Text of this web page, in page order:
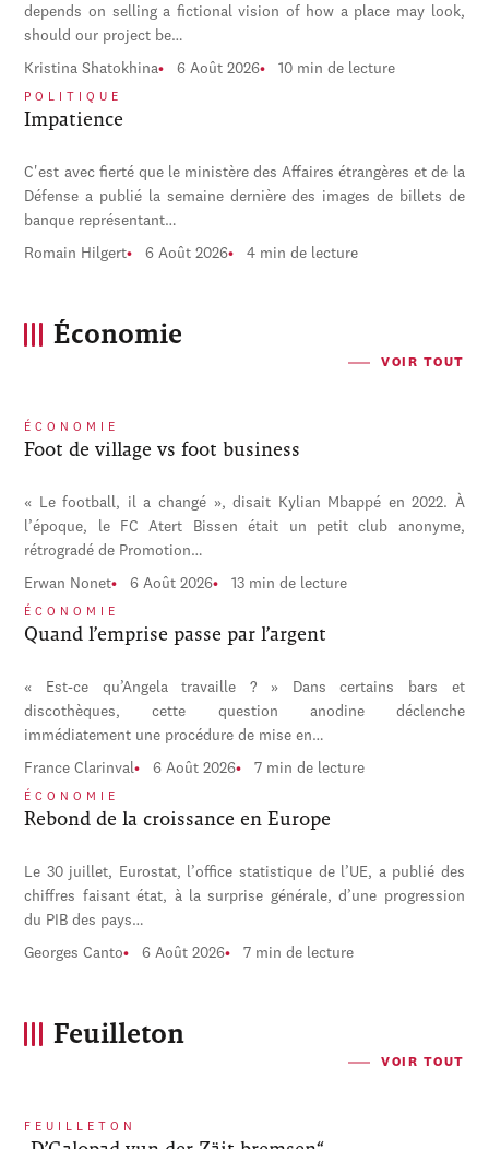
depends on selling a fictional vision of how a place may look,
should our project be…
Kristina Shatokhina 6 Août 2026 10 min de lecture
POLITIQUE
Impatience
C'est avec fierté que le ministère des Affaires étrangères et de la
Défense a publié la semaine dernière des images de billets de
banque représentant…
Romain Hilgert 6 Août 2026 4 min de lecture
Économie
VOIR TOUT
ÉCONOMIE
Foot de village vs foot business
« Le football, il a changé », disait Kylian Mbappé en 2022. À
l’époque, le FC Atert Bissen était un petit club anonyme,
rétrogradé de Promotion…
Erwan Nonet 6 Août 2026 13 min de lecture
ÉCONOMIE
Quand l’emprise passe par l’argent
« Est-ce qu’Angela travaille ? » Dans certains bars et
discothèques, cette question anodine déclenche
immédiatement une procédure de mise en…
France Clarinval 6 Août 2026 7 min de lecture
ÉCONOMIE
Rebond de la croissance en Europe
Le 30 juillet, Eurostat, l’office statistique de l’UE, a publié des
chiffres faisant état, à la surprise générale, d’une progression
du PIB des pays…
Georges Canto 6 Août 2026 7 min de lecture
Feuilleton
VOIR TOUT
FEUILLETON